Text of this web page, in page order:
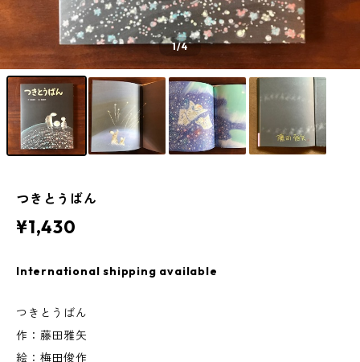
1/4
つきとうばん
¥1,430
International shipping available
つきとうばん
作：藤田雅矢
絵：梅田俊作